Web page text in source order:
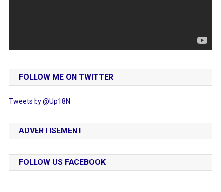
FOLLOW ME ON TWITTER
Tweets by @Up18N
ADVERTISEMENT
FOLLOW US FACEBOOK